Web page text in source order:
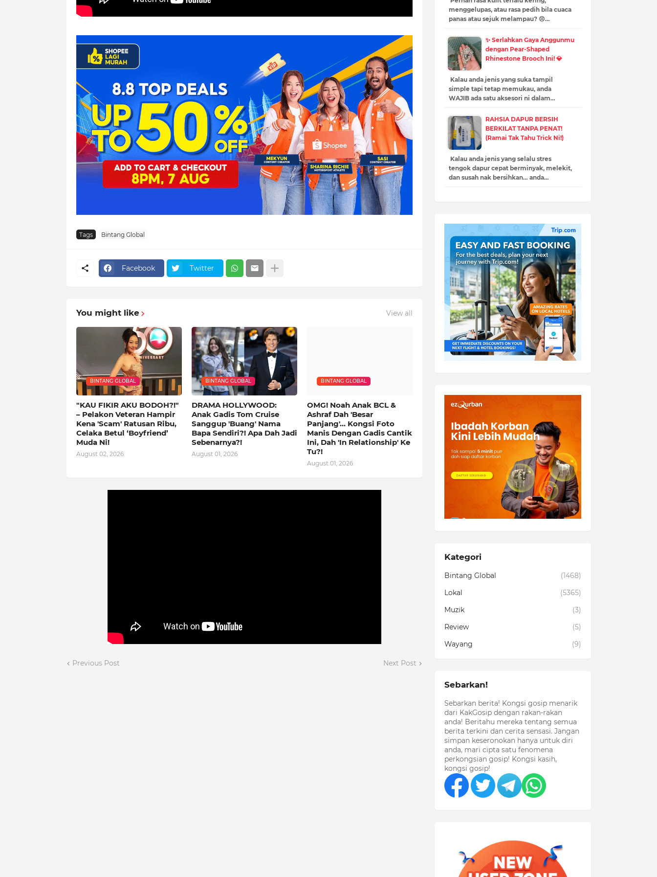
Tags Bintang Global
Facebook Twitter
You might like View all
BINTANG GLOBAL
"KAU FIKIR AKU BODOH?!"
– Pelakon Veteran Hampir
Kena 'Scam' Ratusan Ribu,
Celaka Betul ‘Boyfriend’
Muda Ni!
August 02, 2026
BINTANG GLOBAL
DRAMA HOLLYWOOD:
Anak Gadis Tom Cruise
Sanggup 'Buang' Nama
Bapa Sendiri?! Apa Dah Jadi
Sebenarnya?!
August 01, 2026
BINTANG GLOBAL
OMG! Noah Anak BCL &
Ashraf Dah 'Besar
Panjang'… Kongsi Foto
Manis Dengan Gadis Cantik
Ini, Dah 'In Relationship' Ke
Tu?!
August 01, 2026
Previous Post Next Post
menggelupas, atau rasa pedih bila cuaca
panas atau sejuk melampau? 😣…
✨ Serlahkan Gaya Anggunmu
dengan Pear-Shaped
Rhinestone Brooch Ini! 💎
Kalau anda jenis yang suka tampil
simple tapi tetap memukau, anda
WAJIB ada satu aksesori ni dalam…
RAHSIA DAPUR BERSIH
BERKILAT TANPA PENAT!
(Ramai Tak Tahu Trick Ni!)
Kalau anda jenis yang selalu stres
tengok dapur cepat berminyak, melekit,
dan susah nak bersihkan… anda…
Kategori
Bintang Global
(1468)
Lokal
(5365)
Muzik
(3)
Review
(5)
Wayang
(9)
Sebarkan!
Sebarkan berita! Kongsi gosip menarik
dari KakGosip dengan rakan-rakan
anda! Beritahu mereka tentang semua
berita terkini dan cerita sensasi. Jangan
simpan keseronokan hanya untuk diri
anda, mari cipta satu fenomena
perkongsian gosip! Kongsi kasih,
kongsi gosip!